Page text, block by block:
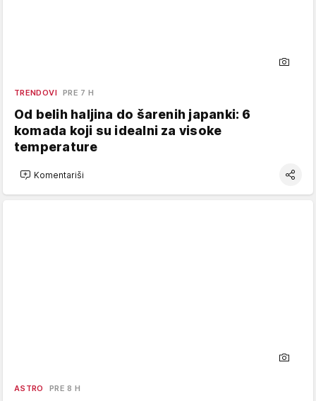
TRENDOVI PRE 7 H
Od belih haljina do šarenih japanki: 6
komada koji su idealni za visoke
temperature
Komentariši
ASTRO PRE 8 H